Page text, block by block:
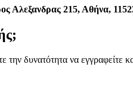
Αλεξανδρας 215, Αθήνα,
την δυνατότητα να εγγραφείτε